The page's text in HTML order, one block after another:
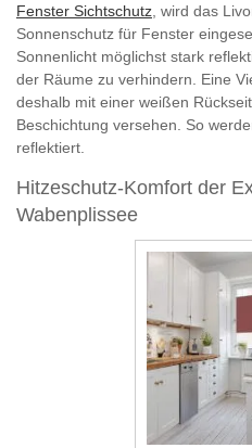
Fenster Sichtschutz , wird das
Sonnenschutz für Fenster
Sonnenlicht möglichst stark
der Räume zu verhindern. Eine
deshalb mit einer weißen
Beschichtung versehen. So
reflektiert.
Hitzeschutz-Komfort der
Wabenplissee